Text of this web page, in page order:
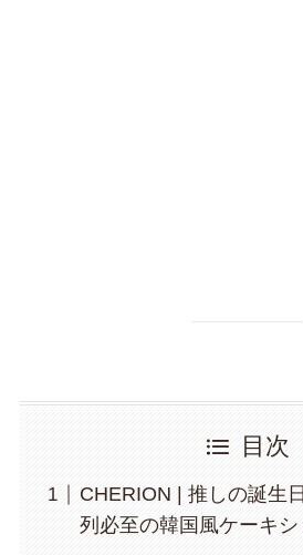
目次
CHERION | 推しの誕生
列必至の韓国風ケーキ